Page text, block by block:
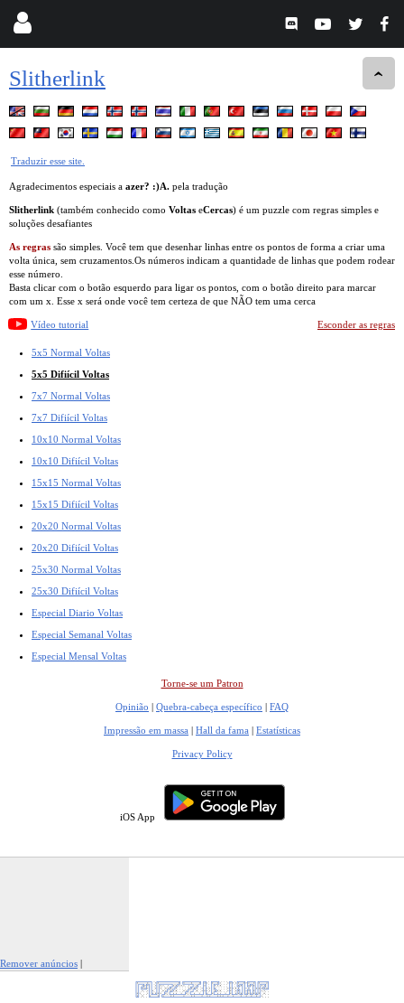
Slitherlink
Traduzir esse site.
Agradecimentos especiais a azer? :)A. pela tradução
Slitherlink (também conhecido como Voltas eCercas) é um puzzle com regras simples e
soluções desafiantes
As regras são simples. Você tem que desenhar linhas entre os pontos de forma a criar uma
volta única, sem cruzamentos.Os números indicam a quantidade de linhas que podem rodear
esse número.
Basta clicar com o botão esquerdo para ligar os pontos, com o botão direito para marcar
com um x. Esse x será onde você tem certeza de que NÃO tem uma cerca
Vídeo tutorial Esconder as regras
5x5 Normal Voltas
5x5 Difiícil Voltas
7x7 Normal Voltas
7x7 Difiícil Voltas
10x10 Normal Voltas
10x10 Difiícil Voltas
15x15 Normal Voltas
15x15 Difiícil Voltas
20x20 Normal Voltas
20x20 Difiícil Voltas
25x30 Normal Voltas
25x30 Difiícil Voltas
Especial Diario Voltas
Especial Semanal Voltas
Especial Mensal Voltas
Torne-se um Patron
Opinião | Quebra-cabeça específico | FAQ
Impressão em massa | Hall da fama | Estatísticas
Privacy Policy
iOS App
Remover anúncios |